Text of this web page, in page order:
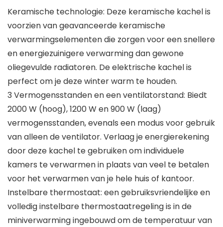
Keramische technologie: Deze keramische kachel is
voorzien van geavanceerde keramische
verwarmingselementen die zorgen voor een snellere
en energiezuinigere verwarming dan gewone
oliegevulde radiatoren. De elektrische kachel is
perfect om je deze winter warm te houden.
3 Vermogensstanden en een ventilatorstand: Biedt
2000 W (hoog), 1200 W en 900 W (laag)
vermogensstanden, evenals een modus voor gebruik
van alleen de ventilator. Verlaag je energierekening
door deze kachel te gebruiken om individuele
kamers te verwarmen in plaats van veel te betalen
voor het verwarmen van je hele huis of kantoor.
Instelbare thermostaat: een gebruiksvriendelijke en
volledig instelbare thermostaatregeling is in de
miniverwarming ingebouwd om de temperatuur van